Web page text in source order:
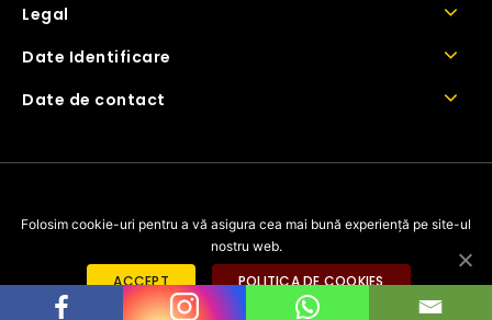
Legal
Date Identificare
Date de contact
Folosim cookie-uri pentru a vă asigura cea mai bună experiență pe site-ul
nostru web.
ACCEPT POLITICA DE COOKIES